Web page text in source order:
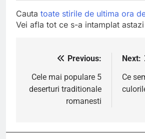
Cauta toate stirile de ultima ora
Vei afla tot ce s-a intamplat
Navigare
în
articole
Previous:
Cele mai populare 5
deserturi traditionale
romanesti
Next:
Ce